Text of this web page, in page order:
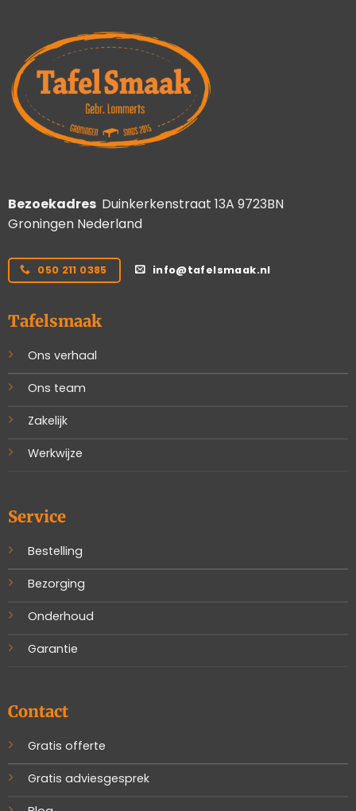
Bezoekadres Duinkerkenstraat 13A 9723BN
Groningen Nederland
050 211 0385 info@tafelsmaak.nl
Tafelsmaak
Ons verhaal
Ons team
Zakelijk
Werkwijze
Service
Bestelling
Bezorging
Onderhoud
Garantie
Contact
Gratis offerte
Gratis adviesgesprek